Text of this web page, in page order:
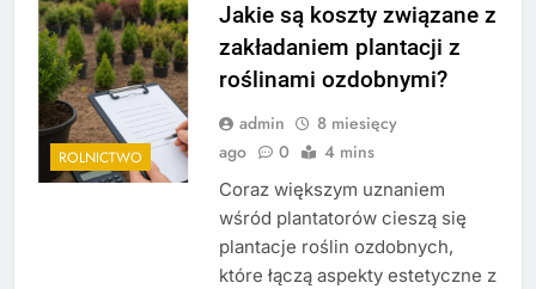
ROLNICTWO
Jakie są koszty związane z
zakładaniem plantacji z
roślinami ozdobnymi?
admin
8 miesięcy
ago
0 4 mins
Coraz większym uznaniem
wśród plantatorów cieszą się
plantacje roślin ozdobnych,
które łączą aspekty estetyczne z